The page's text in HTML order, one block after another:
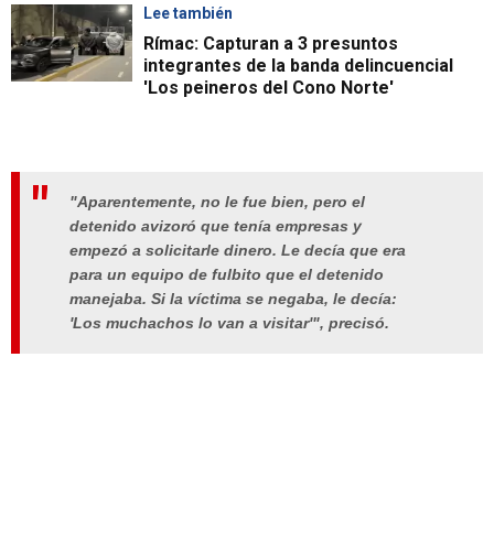
Lee también
Rímac: Capturan a 3 presuntos
integrantes de la banda delincuencial
'Los peineros del Cono Norte'
"Aparentemente, no le fue bien, pero el
detenido avizoró que tenía empresas y
empezó a solicitarle dinero. Le decía que era
para un equipo de fulbito que el detenido
manejaba. Si la víctima se negaba, le decía:
'Los muchachos lo van a visitar'", precisó.